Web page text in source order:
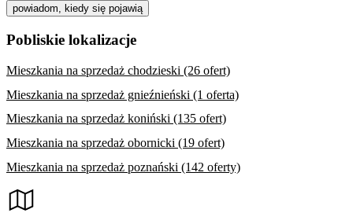
powiadom, kiedy się pojawią
Pobliskie lokalizacje
Mieszkania na sprzedaż chodzieski (26 ofert)
Mieszkania na sprzedaż gnieźnieński (1 oferta)
Mieszkania na sprzedaż koniński (135 ofert)
Mieszkania na sprzedaż obornicki (19 ofert)
Mieszkania na sprzedaż poznański (142 oferty)